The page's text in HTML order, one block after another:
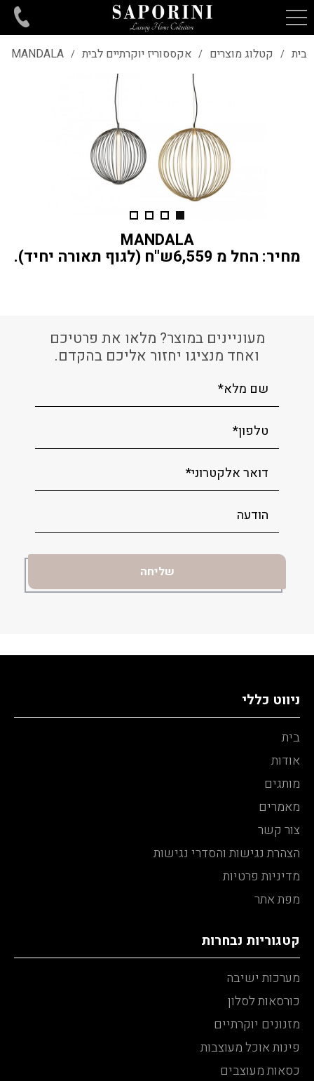
בית / קטלוג מוצרים / אקססוריז יוקרתיים לבית /
MANDALA
MANDALA
מחיר: החל מ 6,559ש"ח (לגוף תאורה יחיד).
מעוניינים במוצר? מלאו את פרטיכם
ואחד מנציגו יחזור אליכם בהקדם.
ניווט כללי
בית
אודות
מותגים
מאמרים
צור קשר
הצהרת נגישות והסדרי נגישות
מדיניות פרטיות
מפת אתר
קטגוריות נבחרות
מערכות ישיבה
כורסאות לסלון
מזנונים יוקרתיים
פינות אוכל מעוצבות
כסאות מעוצבים